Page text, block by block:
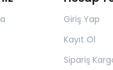
Giriş Yap
Kayıt Ol
Sipariş